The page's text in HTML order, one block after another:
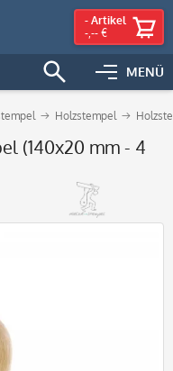
MENÜ
- Artikel
-,-- €
Holzstempel
(140x20 mm - 4